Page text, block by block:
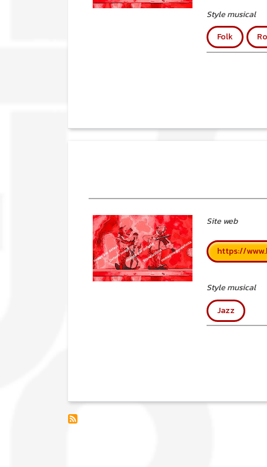
Style musical
Folk
Site web
https://
Style musical
Jazz